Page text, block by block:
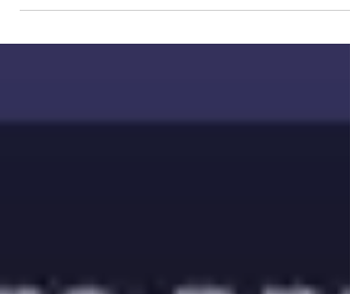
vient de dévoiler son classement France 2023